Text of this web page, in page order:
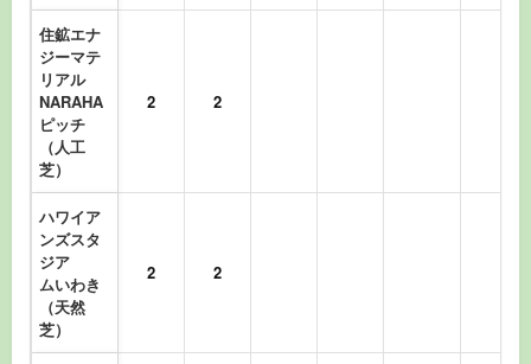
住鉱エナ
ジーマテ
リアル
NARAHA
ピッチ
（人工
芝）
2 2
ハワイア
ンズスタ
ジア
ムいわき
（天然
芝）
2 2